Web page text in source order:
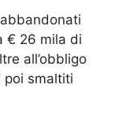
€ 26 mila di
all’obbligo
poi smaltiti